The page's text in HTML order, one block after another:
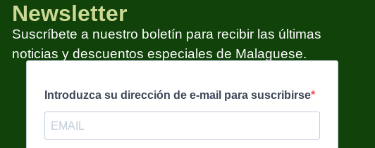
Newsletter
Suscríbete a nuestro boletín para recibir las últimas
noticias y descuentos especiales de Malaguese.